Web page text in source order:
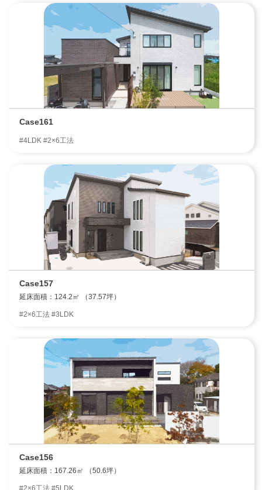
Case161
#4LDK #2×6工法
Case157
延床面積：124.2㎡ （37.57坪）
#2×6工法 #3LDK
Case156
延床面積：167.26㎡ （50.6坪）
#2×6工法 #5LDK